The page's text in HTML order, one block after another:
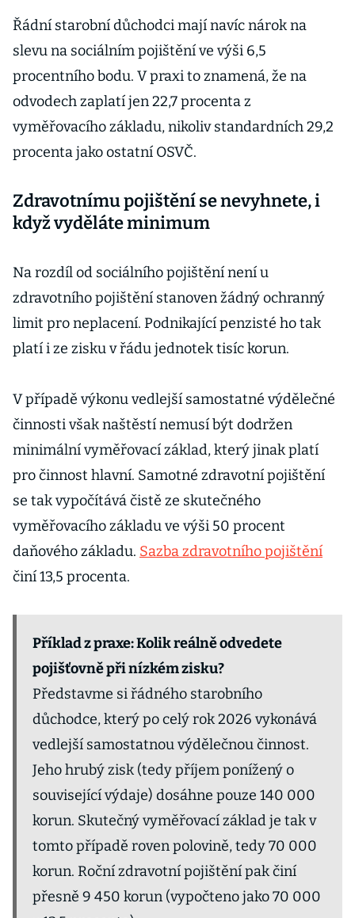
Řádní starobní důchodci mají navíc nárok na
slevu na sociálním pojištění ve výši 6,5
procentního bodu. V praxi to znamená, že na
odvodech zaplatí jen 22,7 procenta z
vyměřovacího základu, nikoliv standardních 29,2
procenta jako ostatní OSVČ.
Zdravotnímu pojištění se nevyhnete, i
když vyděláte minimum
Na rozdíl od sociálního pojištění není u
zdravotního pojištění stanoven žádný ochranný
limit pro neplacení. Podnikající penzisté ho tak
platí i ze zisku v řádu jednotek tisíc korun.
V případě výkonu vedlejší samostatné výdělečné
činnosti však naštěstí nemusí být dodržen
minimální vyměřovací základ, který jinak platí
pro činnost hlavní. Samotné zdravotní pojištění
se tak vypočítává čistě ze skutečného
vyměřovacího základu ve výši 50 procent
daňového základu. Sazba zdravotního pojištění
činí 13,5 procenta.
Příklad z praxe: Kolik reálně odvedete
pojišťovně při nízkém zisku?
Představme si řádného starobního
důchodce, který po celý rok 2026 vykonává
vedlejší samostatnou výdělečnou činnost.
Jeho hrubý zisk (tedy příjem ponížený o
související výdaje) dosáhne pouze 140 000
korun. Skutečný vyměřovací základ je tak v
tomto případě roven polovině, tedy 70 000
korun. Roční zdravotní pojištění pak činí
přesně 9 450 korun (vypočteno jako 70 000